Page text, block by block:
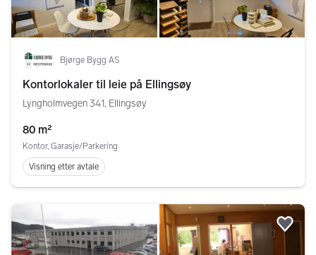
Bjørge Bygg AS
Kontorlokaler til leie på Ellingsøy
Lyngholmvegen 341, Ellingsøy
80 m²
Kontor, Garasje/Parkering
Visning etter avtale